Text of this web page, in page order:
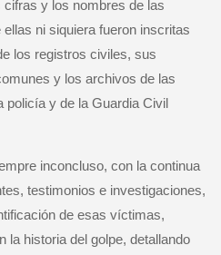
y los nombres de las
ni siquiera fueron inscritas
los registros civiles, sus
y los archivos de las
policía y de la Guardia Civil
inconcluso, con la continua
testimonios e investigaciones,
de esas víctimas,
la historia del golpe, detallando